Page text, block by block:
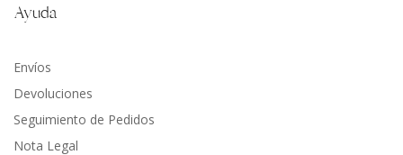
Ayuda
Envíos
Devoluciones
Seguimiento de Pedidos
Nota Legal